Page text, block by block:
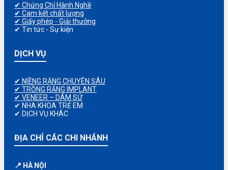
✔ Chứng Chỉ Hành Nghề
✔ Cam kết chất lượng
✔ Giấy phép - Giải thưởng
✔ Tin tức - Sự kiện
DỊCH VỤ
✔ NIỀNG RĂNG CHUYÊN SÂU
✔ TRỒNG RĂNG IMPLANT
✔ VENEER – DÁM SỨ
✔ NHA KHOA TRẺ EM
✔ DỊCH VỤ KHÁC
ĐỊA CHỈ CÁC CHI NHÁNH
📍 HÀ NỘI